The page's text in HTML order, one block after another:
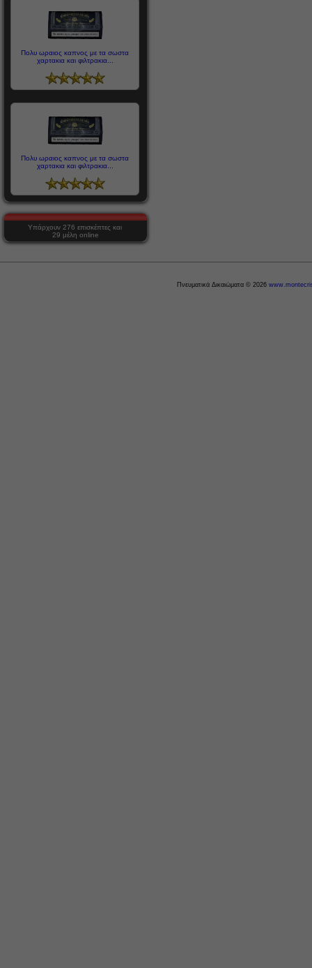
Πολυ ωραιος καπνος με τα σωστα
χαρτακια και φιλτρακια...
Πολυ ωραιος καπνος με τα σωστα
χαρτακια και φιλτρακια...
Υπάρχουν 276 επισκέπτες και
29 μέλη online
Πνευματικά Δικαιώματα © 2026